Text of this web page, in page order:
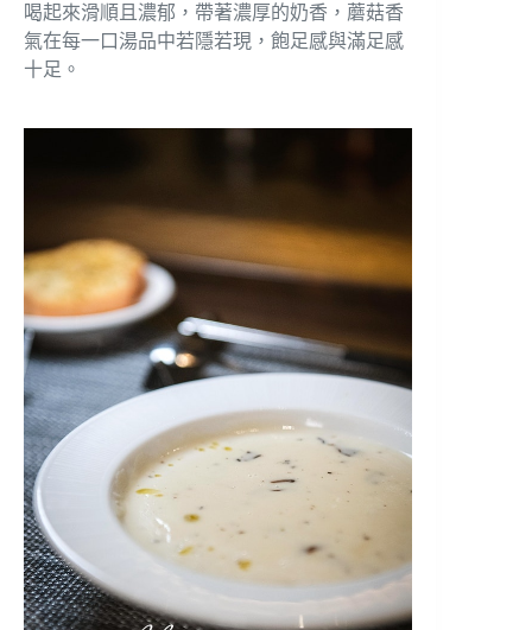
喝起來滑順且濃郁，帶著濃厚的奶香，蘑菇香
氣在每一口湯品中若隱若現，飽足感與滿足感
十足。